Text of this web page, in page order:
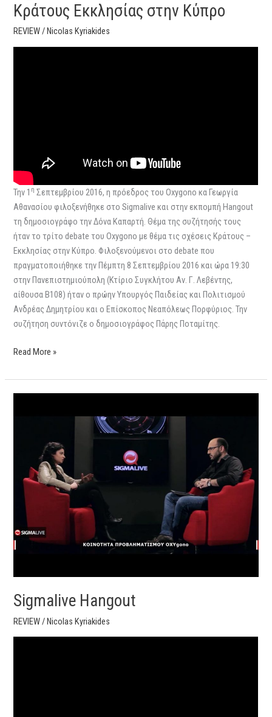
Κράτους Εκκλησίας στην Κύπρο
REVIEW/ Nicolas Kyriakides
Την 1 η Σεπτεμβρίου 2016, η πρόεδρος του Oxygono κα Γεωργία
Αθανασίου φιλοξενήθηκε στο Sigmalive και στην εκπομπή Hangout
τη δημοσιογράφο την Δόνα Καπαρτή. Θέμα της συζήτησής τους
ήταν το τρίτο debate του Oxygono με θέμα τις σχέσεις Κράτους –
Εκκλησίας στην Κύπρο. Φιλοξενούμενοι στο debate που
πραγματοποιήθηκε την Πέμπτη 8 Σεπτεμβρίου 2016 και ώρα 19:30
στην Πανεπιστημιούπολη (Κτίριο Συγκλήτου Αν. Γ. Λεβέντης,
αίθουσα Β108) ήταν ο πρώην Υπουργός Παιδείας και Πολιτισμού
Ανδρέας Δημητρίου και ο Επίσκοπος Νεαπόλεως Πορφύριος. Την
συζήτηση συντόνιζε ο δημοσιογράφος Πάρης Ποταμίτης.
Read More »
Sigmalive Hangout
REVIEW/Nicolas Kyriakides